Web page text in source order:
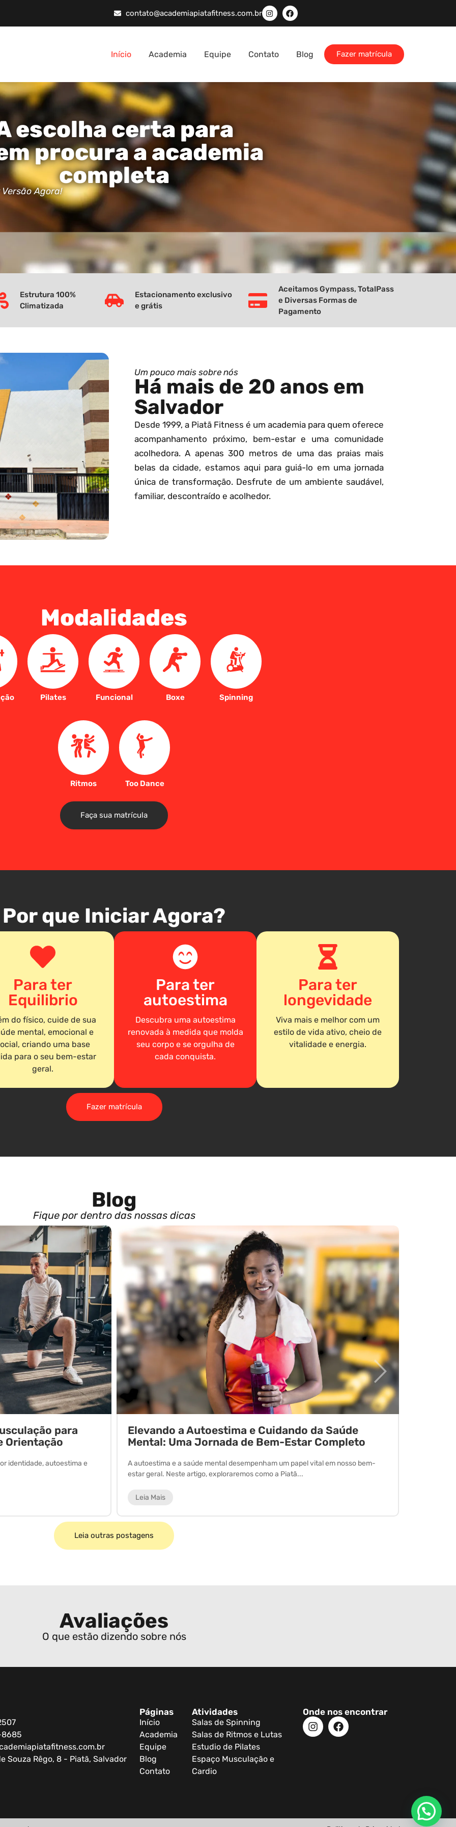
contato@academiapiatafitness.com.br
Início Academia Equipe Contato Blog Fazer matrícula
escolha certa para
procura a academia
completa
Agora!
Estrutura 100%
Climatizada
Estacionamento exclusivo
e grátis
Aceitamos Gympass, TotalPass
e Diversas Formas de
Pagamento
Um pouco mais sobre nós
Há mais de 20 anos em
Salvador
Desde 1999, a Piatã Fitness é um academia para quem oferece
acompanhamento próximo, bem-estar e uma comunidade
acolhedora. A apenas 300 metros de uma das praias mais
belas da cidade, estamos aqui para guiá-lo em uma jornada
única de transformação. Desfrute de um ambiente saudável,
familiar, descontraído e acolhedor.
Modalidades
Pilates Funcional Boxe Spinning
Ritmos Too Dance
Faça sua matrícula
Por que Iniciar Agora?
Para ter
Equilibrio
do físico, cuide de sua
mental, emocional e
criando uma base
para o seu bem-estar
geral.
Para ter
autoestima
Descubra uma autoestima
renovada à medida que molda
seu corpo e se orgulha de
cada conquista.
Para ter
longevidade
Viva mais e melhor com um
estilo de vida ativo, cheio de
vitalidade e energia.
Fazer matrícula
Blog
Fique por dentro das nossas dicas
para
Orientação
identidade, autoestima e
Elevando a Autoestima e Cuidando da Saúde
Mental: Uma Jornada de Bem-Estar Completo
A autoestima e a saúde mental desempenham um papel vital em nosso bem-
estar geral. Neste artigo, exploraremos como a Piatã...
Leia Mais
Leia outras postagens
Avaliações
O que estão dizendo sobre nós
8685
Souza Rêgo, 8 - Piatã, Salvador
Páginas
Início
Academia
Equipe
Blog
Contato
Atividades
Salas de Spinning
Salas de Ritmos e Lutas
Estudio de Pilates
Espaço Musculação e
Cardio
Onde nos encontrar